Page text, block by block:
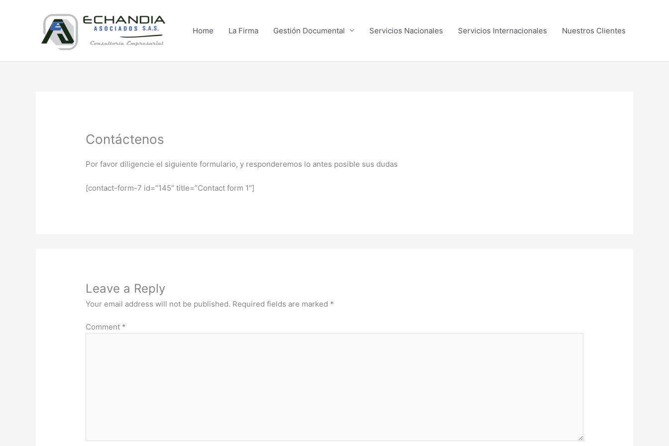
Home La Firma Gestión Documental Servicios Nacionales Servicios Internacionales Nuestros Clientes
Contáctenos
Por favor diligencie el siguiente formulario, y responderemos lo antes posible sus dudas
[contact-form-7 id=”145″ title=”Contact form 1″]
Leave a Reply
Your email address will not be published. Required fields are marked *
Comment *